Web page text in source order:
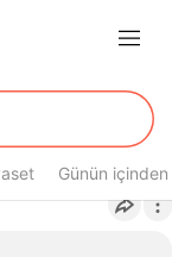
Günün içinden